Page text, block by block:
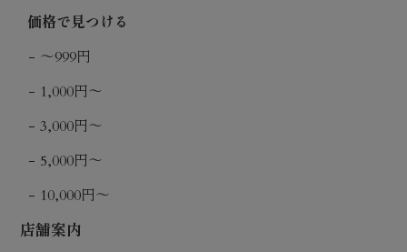
価格で見つける
〜999円
1,000円〜
3,000円〜
5,000円〜
10,000円〜
店舗案内